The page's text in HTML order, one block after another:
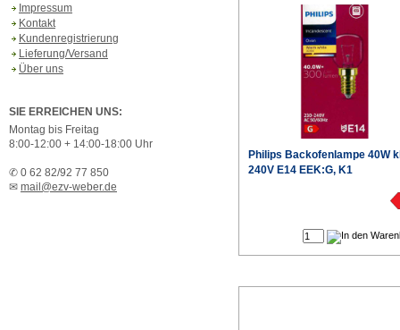
Impressum
Kontakt
Kundenregistrierung
Lieferung/Versand
Über uns
SIE ERREICHEN UNS:
Montag bis Freitag
8:00-12:00 + 14:00-18:00 Uhr
✆ 0 62 82/92 77 850
✉ mail@ezv-weber.de
Philips Backofenlampe 40W
240V E14 EEK:G, K1
€